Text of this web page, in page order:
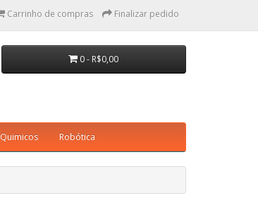
Carrinho de compras Finalizar pedido
0 - R$0,00
Quimicos Robótica